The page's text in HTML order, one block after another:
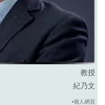
教授
紀乃文
•個人網頁